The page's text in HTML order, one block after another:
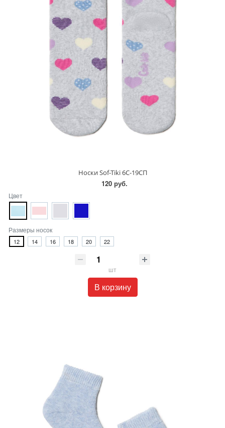
Носки Sof-Tiki 6С-19СП
120 руб.
Цвет
Размеры носок
12 14 16 18 20 22
шт
В корзину